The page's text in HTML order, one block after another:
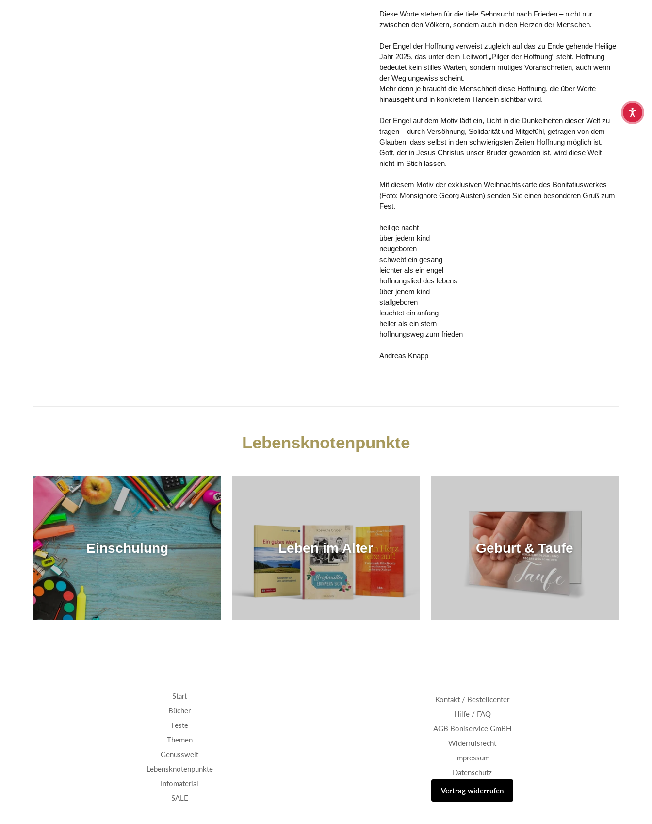
Diese Worte stehen für die tiefe Sehnsucht nach Frieden – nicht nur
zwischen den Völkern, sondern auch in den Herzen der Menschen.
Der Engel der Hoffnung verweist zugleich auf das zu Ende gehende Heilige
Jahr 2025, das unter dem Leitwort „Pilger der Hoffnung“ steht. Hoffnung
bedeutet kein stilles Warten, sondern mutiges Voranschreiten, auch wenn
der Weg ungewiss scheint.
Mehr denn je braucht die Menschheit diese Hoffnung, die über Worte
hinausgeht und in konkretem Handeln sichtbar wird.
Der Engel auf dem Motiv lädt ein, Licht in die Dunkelheiten dieser Welt zu
tragen – durch Versöhnung, Solidarität und Mitgefühl, getragen von dem
Glauben, dass selbst in den schwierigsten Zeiten Hoffnung möglich ist.
Gott, der in Jesus Christus unser Bruder geworden ist, wird diese Welt
nicht im Stich lassen.
Mit diesem Motiv der exklusiven Weihnachtskarte des Bonifatiuswerkes
(Foto: Monsignore Georg Austen) senden Sie einen besonderen Gruß zum
Fest.
heilige nacht
über jedem kind
neugeboren
schwebt ein gesang
leichter als ein engel
hoffnungslied des lebens
über jenem kind
stallgeboren
leuchtet ein anfang
heller als ein stern
hoffnungsweg zum frieden
Andreas Knapp
Lebensknotenpunkte
Einschulung Leben im Alter Geburt & Taufe
Start
Bücher
Feste
Themen
Genusswelt
Lebensknotenpunkte
Infomaterial
SALE
Kontakt / Bestellcenter
Hilfe / FAQ
AGB Boniservice GmBH
Widerrufsrecht
Impressum
Datenschutz
Vertrag widerrufen